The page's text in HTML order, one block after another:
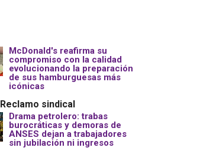
McDonald's reafirma su
compromiso con la calidad
evolucionando la preparación
de sus hamburguesas más
icónicas
Reclamo sindical
Drama petrolero: trabas
burocráticas y demoras de
ANSES dejan a trabajadores
sin jubilación ni ingresos